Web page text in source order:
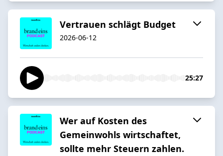
Vertrauen schlägt Budget
2026-06-12
25:27
Wer auf Kosten des
Gemeinwohls wirtschaftet,
sollte mehr Steuern zahlen.